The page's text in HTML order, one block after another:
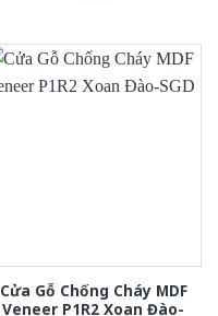
Cửa Gỗ Chống Cháy MDF
Veneer P1R2 Xoan Đào-